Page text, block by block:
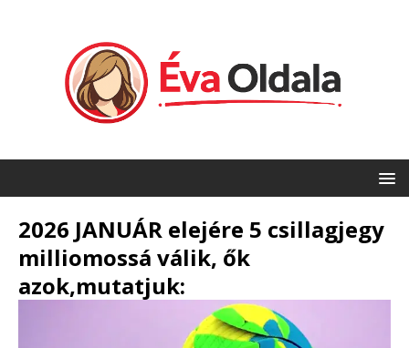
2026 JANUÁR elejére 5 csillagjegy
milliomossá válik, ők
azok,mutatjuk: